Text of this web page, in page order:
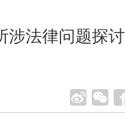
涉法律问题探讨